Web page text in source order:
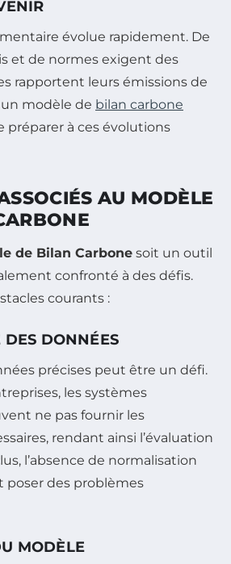
évolue rapidement. De
et de normes exigent des
rapportent leurs émissions de
modèle de bilan carbone
préparer à ces évolutions
AU MODÈLE
de Bilan Carbone soit un outil
confronté à des défis.
courants :
DONNÉES
précises peut être un défi.
les systèmes
ne pas fournir les
rendant ainsi l’évaluation
l’absence de normalisation
poser des problèmes
MODÈLE